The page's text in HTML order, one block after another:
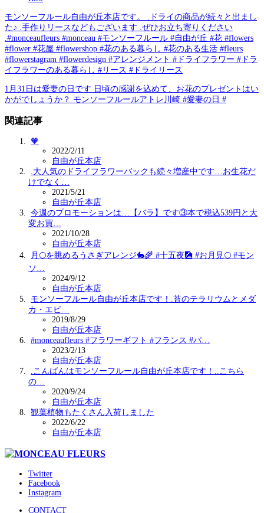
モンソーフルール自由が丘本店です。 .ドライの商品が続々と出まし
た♪ .手作りリースなどもございます .ぜひお立ち寄りください
.#monceaufleurs #monceau #モンソーフルール #自由が丘 #花 #flowers
#flower #花屋 #flowershop #花のある暮らし #花のある生活 #fleurs
#flowerstagram #flowerdesign #アレンジメント #ドライフラワー #ドラ
イフラワーのある暮らし #リース #ドライリース
1月31日は愛妻の日です️ 日頃の感謝を込めて、お花のプレゼントはい
かがでしょうか？ モンソーフルールアトレ川崎 #愛妻の日 #
関連記事
🧡
2022/2/11
自由が丘本店
.大人気のドライフラワーバックも続々増産中です…お生花だ
けでなく…
2021/5/21
自由が丘本店
今週のプロモーションは…【バラ】です③本で税込539円と大
変お買…
2021/10/28
自由が丘本店
月🌕を眺めるうさぎアレンジ🐇🌾 #十五夜🎑 #お月見🌕 #モン
ソ…
2024/9/12
自由が丘本店
モンソーフルール自由が丘本店です！.苔のテラリウムとメダ
カ・エビ…
2019/8/29
自由が丘本店
#monceaufleurs #フラワーギフト #フランス #パ…
2023/2/13
自由が丘本店
.こんばんは️モンソーフルール自由が丘本店です！..こちら
の…
2020/9/24
自由が丘本店
観葉植物もたくさん入荷しました️‍
2022/6/22
自由が丘本店
Twitter
Facebook
Instagram
CONTACT